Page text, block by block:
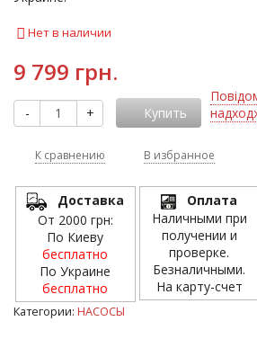
Нет в наличии
9 799 грн.
- + Купить
К сравнению В избранное
Доставка
От 2000 грн:
По Киеву
бесплатно
По Украине
бесплатно
Оплата
Наличными при
получении и
проверке.
Безналичными.
На карту-счет
Категории: НАСОСЫ